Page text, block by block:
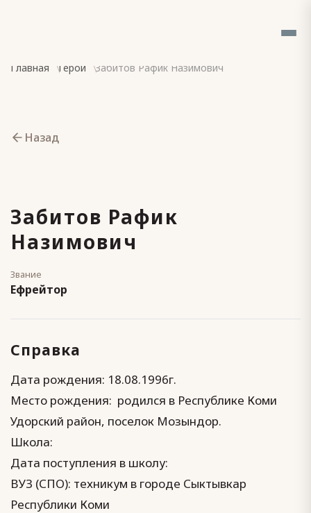
Главная Герои Забитов Рафик Назимович
Назад
Забитов Рафик
Назимович
Звание
Ефрейтор
Справка
Дата рождения: 18.08.1996г.
Место рождения: родился в Республике Коми
Удорский район, поселок Мозындор.
Школа:
Дата поступления в школу:
ВУЗ (СПО): техникум в городе Сыктывкар
Республики Коми